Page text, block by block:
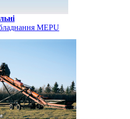
MEPU